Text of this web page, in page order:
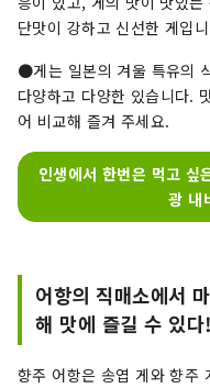
단맛이 강하고 신선한 게입
●게는 일본의 겨울 특유의
다양하고 다양한 있습니다.
어 비교해 즐겨 주세요.
인생에서 한번은 먹고 싶
광 내
어항의 직매소에서
해 맛에 즐길 수 있다!
향주 어항은 송엽 게와 향주